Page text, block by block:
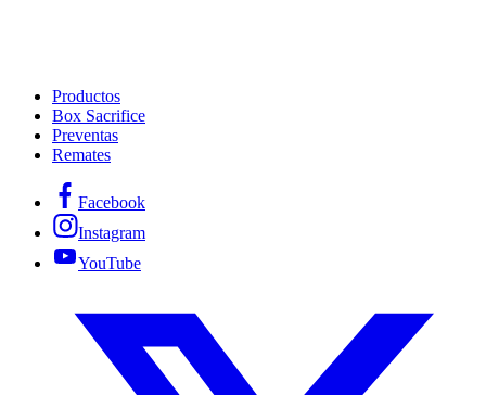
Productos
Box Sacrifice
Preventas
Remates
Facebook
Instagram
YouTube